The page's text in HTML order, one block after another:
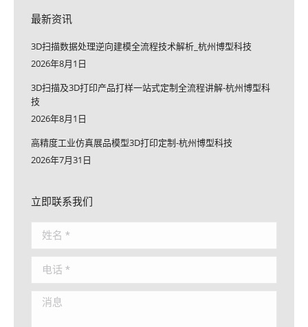
最新资讯
3D扫描数据处理逆向建模全流程技术解析_杭州博型科技
2026年8月1日
3D扫描及3D打印产品打样一站式定制全流程讲解-杭州博型科
技
2026年8月1日
高精度工业仿真展品模型3D打印定制-杭州博型科技
2026年7月31日
立即联系我们
姓名 *
电话 *
消息